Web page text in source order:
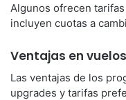
Algunos ofrecen
incluyen cuotas a
Ventajas en
Las ventajas de los
upgrades y tarifas